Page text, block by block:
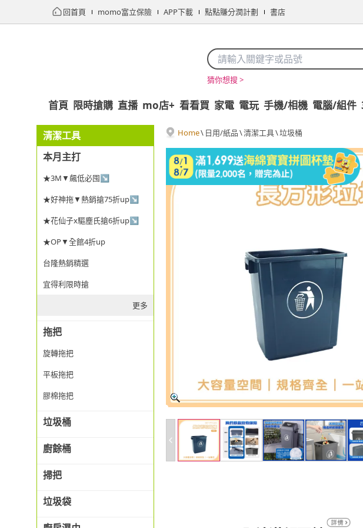
回首頁 momo富立保險 APP下載 點點賺分潤計劃 書店
猜你想搜 >
首頁 限時搶購 直播 mo店+ 看看買 家電 電玩 手機/相機 電腦/組件
清潔工具
本月主打
★3M▼飆低必囤↘
★好神拖▼熱銷搶75折up↘
★花仙子x驅塵氏搶6折up↘
★OP▼全館4折up
台隆熱銷精選
宜得利限時搶
更多
拖把
旋轉拖把
平板拖把
膠棉拖把
垃圾桶
廚餘桶
掃把
垃圾袋
Home\ 日用/紙品\清潔工具\垃圾桶